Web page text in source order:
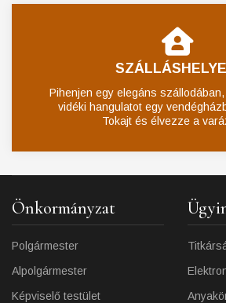
Pihenjen egy elegáns
vidéki hangulatot egy
Tokajt és élvezze a
Önkormányzat
Polgármester
Alpolgármester
Képviselő testület